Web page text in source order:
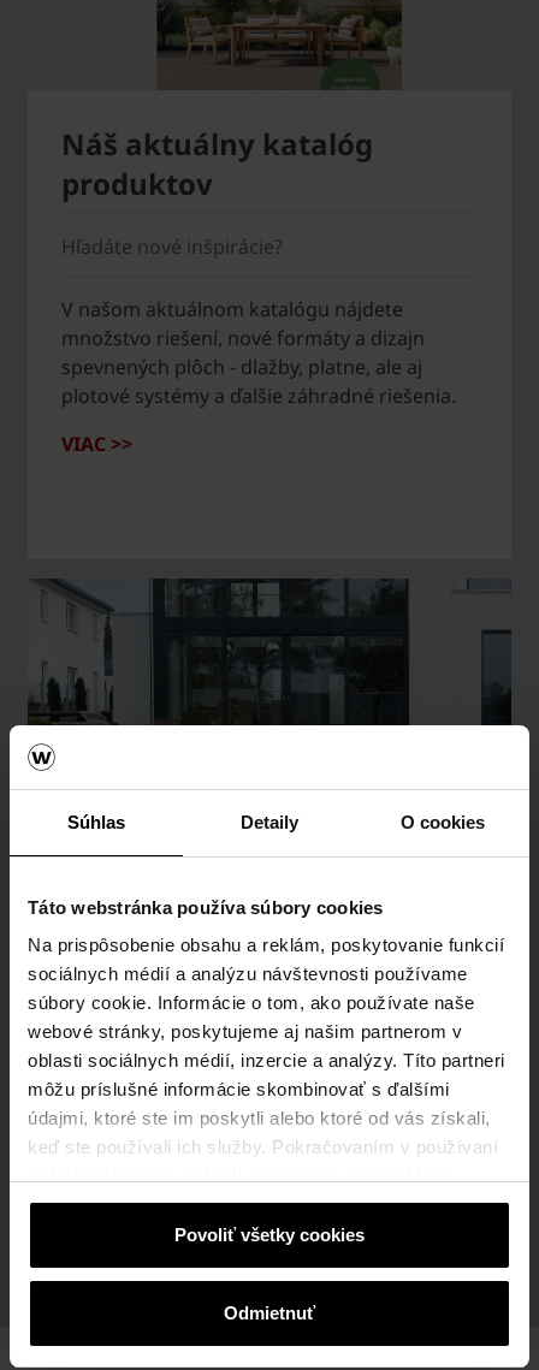
Súhlas Detaily O cookies
Táto webstránka používa súbory cookies
Na prispôsobenie obsahu a reklám, poskytovanie funkcií
sociálnych médií a analýzu návštevnosti používame
súbory cookie. Informácie o tom, ako používate naše
webové stránky, poskytujeme aj našim partnerom v
oblasti sociálnych médií, inzercie a analýzy. Títo partneri
môžu príslušné informácie skombinovať s ďalšími
údajmi, ktoré ste im poskytli alebo ktoré od vás získali,
keď ste používali ich služby. Pokračovaním v používaní
cookies na webovej stránke.
Povoliť všetky cookies
Odmietnuť
Náš aktuálny katalóg
produktov
Hľadáte nové inšpirácie?
V našom aktuálnom katalógu nájdete
množstvo riešení, nové formáty a dizajn
spevnených plôch - dlažby, platne, ale aj
plotové systémy a ďalšie záhradné riešenia.
VIAC >>
Získajte cenovú ponuku
V prípade záujmu o cenovú ponuku, aktuálnu
dostupnosť produktov alebo informácie
o možnostiach dopravy neváhajte osloviť
ktoréhokoľvek z našich predajcov.
VIAC >>